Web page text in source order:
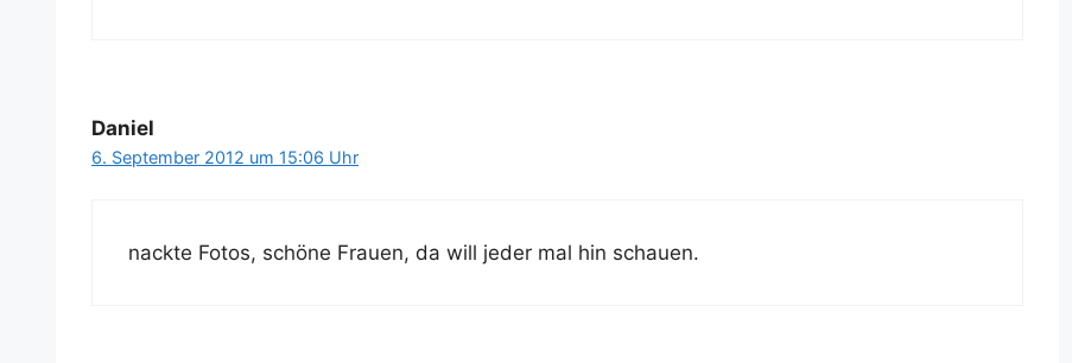
Daniel
6. September 2012 um 15:06 Uhr
nack­te Fotos, schö­ne Frau­en, da will jeder mal hin schauen.